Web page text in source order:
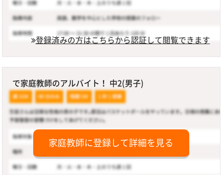
登録済みの方はこちらから認証して閲覧できます
で家庭教師のアルバイト！ 中2(男子)
家庭教師に登録して詳細を見る